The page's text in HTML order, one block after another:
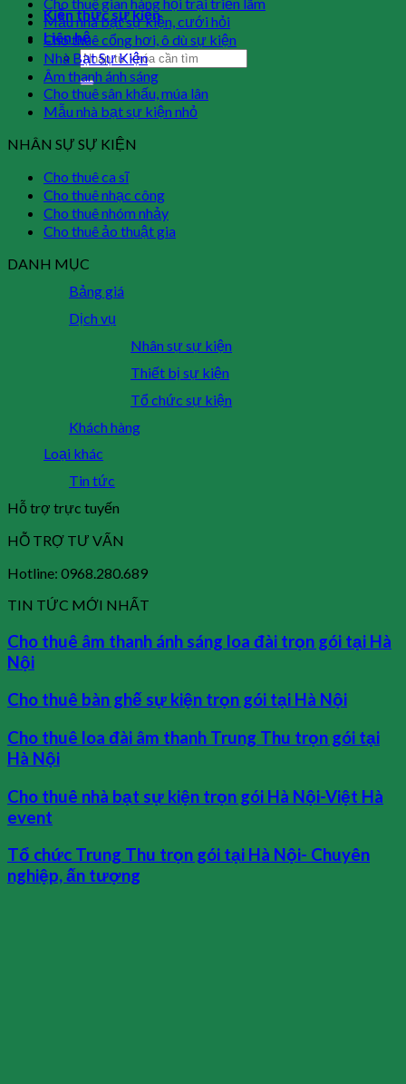
Kiến thức sự kiện
Liên hệ
Mẫu nhà bạt sự kiện, cưới hỏi
Cho thuê cổng hơi, ô dù sự kiện
Nhà Bạt Sự Kiện
Âm thanh ánh sáng
Cho thuê sân khấu, múa lân
Mẫu nhà bạt sự kiện nhỏ
NHÂN SỰ SỰ KIỆN
Cho thuê ca sĩ
Cho thuê nhạc công
Cho thuê nhóm nhảy
Cho thuê ảo thuật gia
DANH MỤC
Bảng giá
Dịch vụ
Nhân sự sự kiện
Thiết bị sự kiện
Tổ chức sự kiện
Khách hàng
Loại khác
Tin tức
Hỗ trợ trực tuyến
HỖ TRỢ TƯ VẤN
Hotline: 0968.280.689
TIN TỨC MỚI NHẤT
Cho thuê âm thanh ánh sáng loa đài trọn gói tại Hà
Nội
Cho thuê bàn ghế sự kiện trọn gói tại Hà Nội
Cho thuê loa đài âm thanh Trung Thu trọn gói tại
Hà Nội
Cho thuê nhà bạt sự kiện trọn gói Hà Nội-Việt Hà
event
Tổ chức Trung Thu trọn gói tại Hà Nội- Chuyên
nghiệp, ấn tượng